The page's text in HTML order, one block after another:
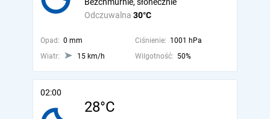
Odczuwalna 30°C
Opad: 0 mm Ciśnienie: 1001 hPa
Wiatr:
15 km/h Wilgotność: 50%
02:00
28°C